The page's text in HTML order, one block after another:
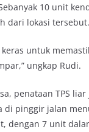
10 unit
dari lokasi tersebut.
untuk
ungkap Rudi.
penataan TPS
di pinggir jalan
dengan 7 unit